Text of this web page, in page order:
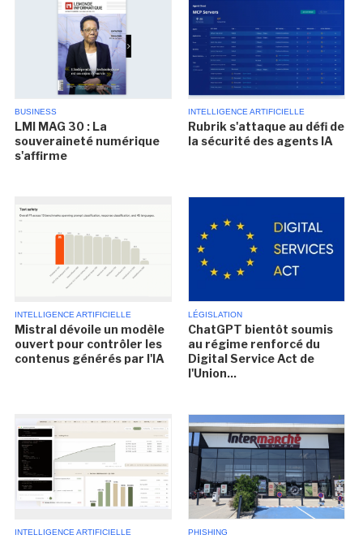
BUSINESS
LMI MAG 30 : La
souveraineté numérique
s'affirme
INTELLIGENCE ARTIFICIELLE
Rubrik s'attaque au défi de
la sécurité des agents IA
INTELLIGENCE ARTIFICIELLE
Mistral dévoile un modèle
ouvert pour contrôler les
contenus générés par l'IA
LÉGISLATION
ChatGPT bientôt soumis
au régime renforcé du
Digital Service Act de
l'Union...
INTELLIGENCE ARTIFICIELLE PHISHING